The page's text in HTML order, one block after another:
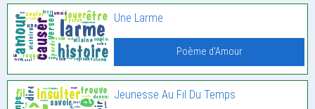
Une Larme
Poème d'Amour
Jeunesse Au Fil Du Temps